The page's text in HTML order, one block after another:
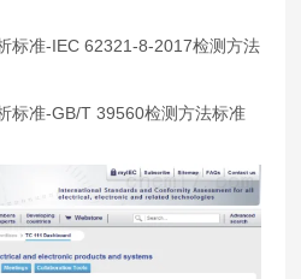
标准-IEC 62321-8-2017检测方法
标准-GB/T 39560检测方法标准